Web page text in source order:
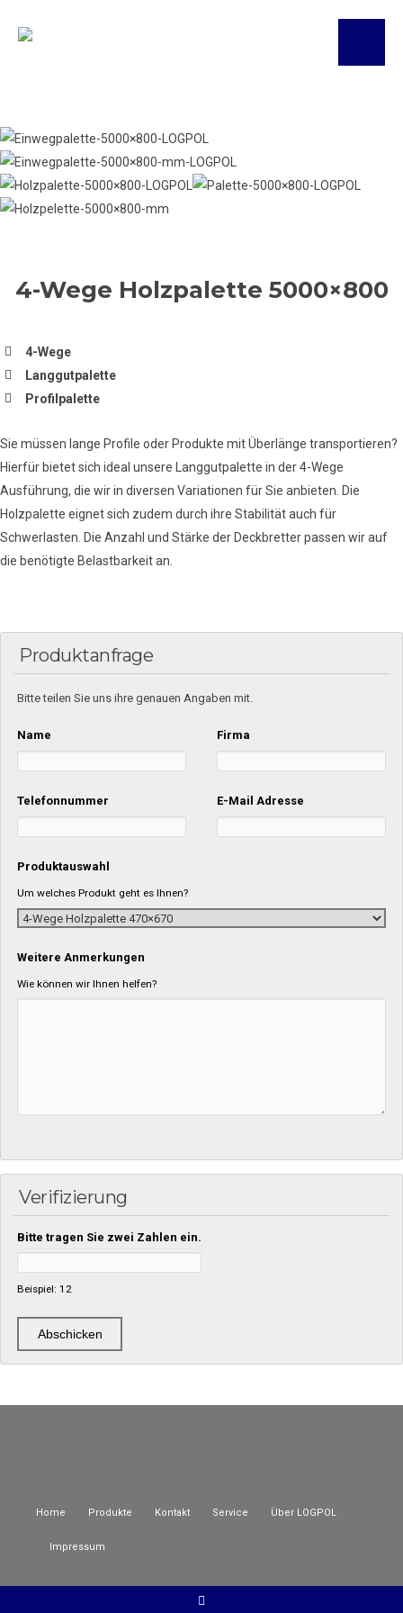
4-Wege Holzpalette 5000×800
4-Wege
Langgutpalette
Profilpalette
Sie müssen lange Profile oder Produkte mit Überlänge transportieren?
Hierfür bietet sich ideal unsere Langgutpalette in der 4-Wege
Ausführung, die wir in diversen Variationen für Sie anbieten. Die
Holzpalette eignet sich zudem durch ihre Stabilität auch für
Schwerlasten. Die Anzahl und Stärke der Deckbretter passen wir auf
die benötigte Belastbarkeit an.
Produktanfrage
Bitte teilen Sie uns ihre genauen Angaben mit.
Name Firma
Telefonnummer E-Mail Adresse
Produktauswahl
Um welches Produkt geht es Ihnen?
Weitere Anmerkungen
Wie können wir Ihnen helfen?
Verifizierung
Bitte tragen Sie zwei Zahlen ein.
Beispiel: 12
Home Produkte Kontakt Service Über LOGPOL
Impressum